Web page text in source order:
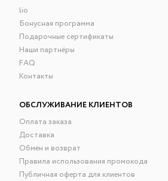
lio
Бонусная программа
Подарочные сертификаты
Наши партнёры
FAQ
Контакты
ОБСЛУЖИВАНИЕ КЛИЕНТОВ
Оплата заказа
Доставка
Обмен и возврат
Правила использования промокода
Публичная оферта для клиентов